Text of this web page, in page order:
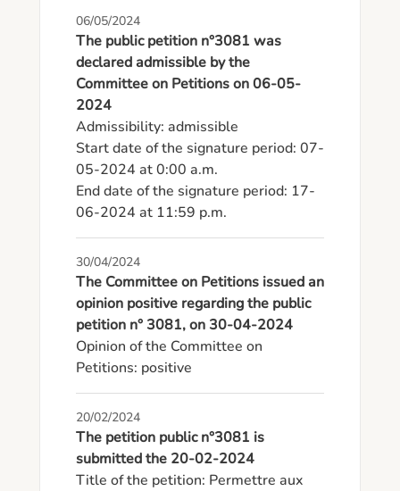
06/05/2024
The public petition n°3081 was
declared admissible by the
Committee on Petitions on 06-05-
2024
Admissibility: admissible
Start date of the signature period: 07-
05-2024 at 0:00 a.m.
End date of the signature period: 17-
06-2024 at 11:59 p.m.
30/04/2024
The Committee on Petitions issued an
opinion positive regarding the public
petition n° 3081, on 30-04-2024
Opinion of the Committee on
Petitions: positive
20/02/2024
The petition public n°3081 is
submitted the 20-02-2024
Title of the petition: Permettre aux